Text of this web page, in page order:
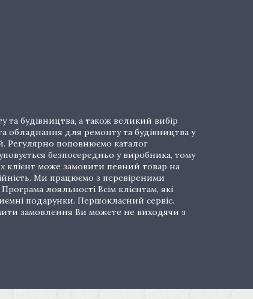
будівництва, а також великий вибір
обладнання для ремонту та будівництва у
Регулярно поповнюємо каталог
безпосередньо у виробника, тому
клієнт може замовити певний товар на
Ми працюємо з перевіреними
лояльності Всім клієнтам, які
подарунки. Першокласний сервіс.
замовлення Ви можете не виходячи з